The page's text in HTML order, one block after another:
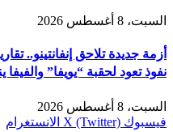
السبت، 8 أغسطس 2026
أزمة جديدة تلاحق إنفانتينو..
نفوذ تعود لحقبة “يويفا” والفيفا
السبت، 8 أغسطس 2026
فيسبوك X (Twitter) الانستغرام